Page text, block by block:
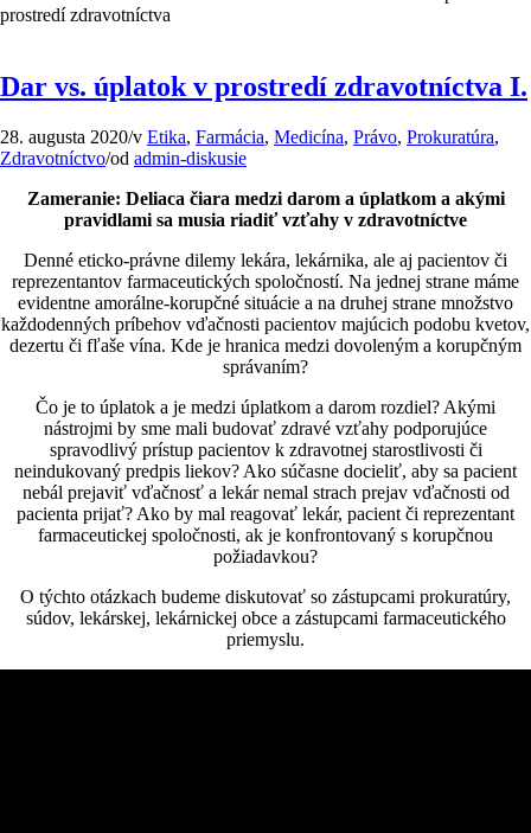
prostredí zdravotníctva
Dar vs. úplatok v prostredí zdravotníctva I.
28. augusta 2020/v Etika, Farmácia, Medicína, Právo, Prokuratúra,
Zdravotníctvo/od admin-diskusie
Zameranie: Deliaca čiara medzi darom a úplatkom a akými
pravidlami sa musia riadiť vzťahy v zdravotníctve
Denné eticko-právne dilemy lekára, lekárnika, ale aj pacientov či
reprezentantov farmaceutických spoločností. Na jednej strane máme
evidentne amorálne-korupčné situácie a na druhej strane množstvo
každodenných príbehov vďačnosti pacientov majúcich podobu kvetov,
dezertu či fľaše vína. Kde je hranica medzi dovoleným a korupčným
správaním?
Čo je to úplatok a je medzi úplatkom a darom rozdiel? Akými
nástrojmi by sme mali budovať zdravé vzťahy podporujúce
spravodlivý prístup pacientov k zdravotnej starostlivosti či
neindukovaný predpis liekov? Ako súčasne docieliť, aby sa pacient
nebál prejaviť vďačnosť a lekár nemal strach prejav vďačnosti od
pacienta prijať? Ako by mal reagovať lekár, pacient či reprezentant
farmaceutickej spoločnosti, ak je konfrontovaný s korupčnou
požiadavkou?
O týchto otázkach budeme diskutovať so zástupcami prokuratúry,
súdov, lekárskej, lekárnickej obce a zástupcami farmaceutického
priemyslu.